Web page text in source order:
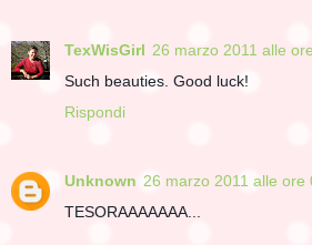
TexWisGirl 26 marzo 2011 alle
Such beauties. Good luck!
Rispondi
Unknown 26 marzo 2011 alle ore
TESORAAAAAAA...